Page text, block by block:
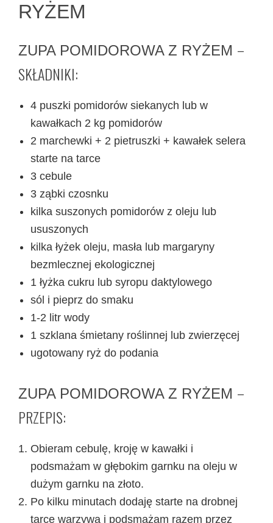
RYŻEM
ZUPA POMIDOROWA Z RYŻEM –
SKŁADNIKI:
4 puszki pomidorów siekanych lub w
kawałkach 2 kg pomidorów
2 marchewki + 2 pietruszki + kawałek selera
starte na tarce
3 cebule
3 ząbki czosnku
kilka suszonych pomidorów z oleju lub
ususzonych
kilka łyżek oleju, masła lub margaryny
bezmlecznej ekologicznej
1 łyżka cukru lub syropu daktylowego
sól i pieprz do smaku
1-2 litr wody
1 szklana śmietany roślinnej lub zwierzęcej
ugotowany ryż do podania
ZUPA POMIDOROWA Z RYŻEM –
PRZEPIS:
Obieram cebulę, kroję w kawałki i
podsmażam w głębokim garnku na oleju w
dużym garnku na złoto.
Po kilku minutach dodaję starte na drobnej
tarce warzywa i podsmażam razem przez